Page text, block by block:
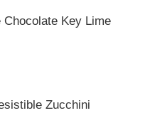
Key Lime
Zucchini